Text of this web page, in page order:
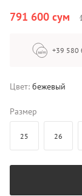
791 600 сум
+39 580
Цвет: бежевый
Размер
25 26